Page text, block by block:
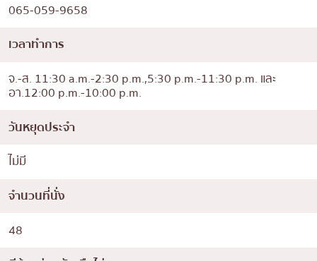
065-059-9658
เวลาทำการ
จ.-ส. 11:30 a.m.-2:30 p.m.,5:30 p.m.-11:30 p.m. และ
อา.12:00 p.m.-10:00 p.m.
วันหยุดประจำ
ไม่มี
จำนวนที่นั่ง
48